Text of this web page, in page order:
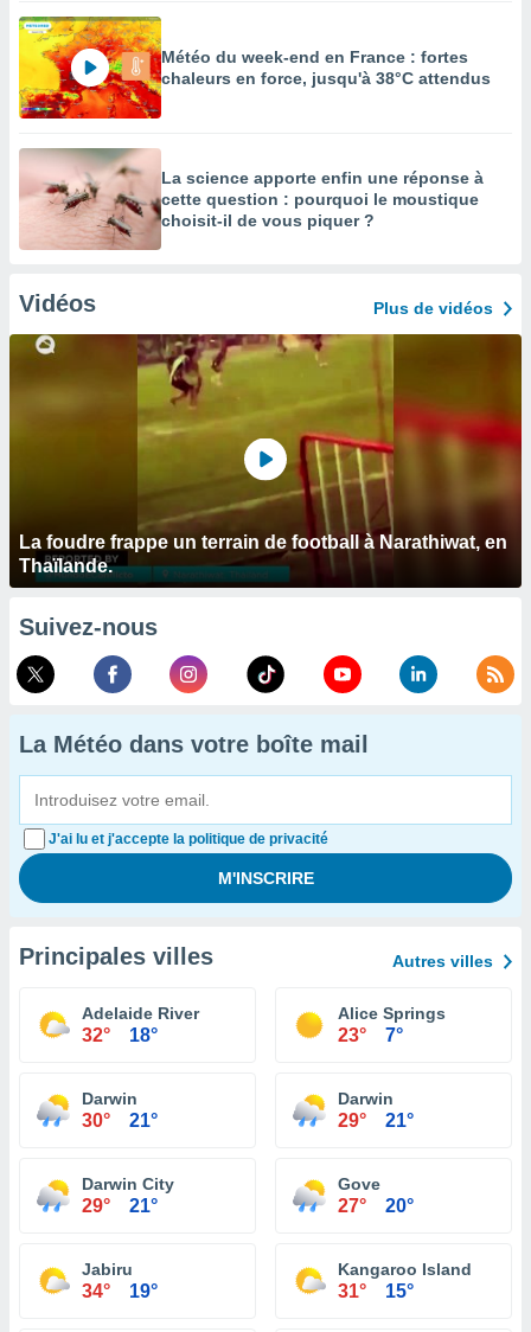
Météo du week-end en France : fortes
chaleurs en force, jusqu'à 38°C attendus
La science apporte enfin une réponse à
cette question : pourquoi le moustique
choisit-il de vous piquer ?
Vidéos Plus de vidéos
La foudre frappe un terrain de football à Narathiwat, en
Thaïlande.
Suivez-nous
La Météo dans votre boîte mail
J'ai lu et j'accepte la politique de privacité
Principales villes Autres villes
Adelaide River
32° 18°
Alice Springs
23° 7°
Darwin
30° 21°
Darwin
29° 21°
Darwin City
29° 21°
Gove
27° 20°
Jabiru
34° 19°
Kangaroo Island
31° 15°